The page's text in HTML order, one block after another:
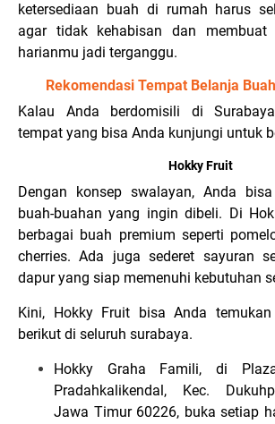
ketersediaan buah di rumah harus
agar tidak kehabisan dan membuat
harianmu jadi terganggu.
Rekomendasi Tempat Belanja
Kalau Anda berdomisili di
tempat yang bisa Anda kunjungi untuk
Hokky Fruit
Dengan konsep swalayan, Anda
buah-buahan yang ingin dibeli. Di
berbagai buah premium seperti
cherries. Ada juga sederet sayuran
dapur yang siap memenuhi kebutuhan
Kini, Hokky Fruit bisa Anda
berikut di seluruh surabaya.
Hokky Graha Famili, di
Pradahkalikendal, Kec.
Jawa Timur 60226, buka setiap